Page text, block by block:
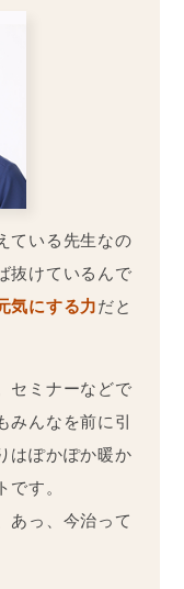
ている先生なの
抜けているんで
気にする力だと
セミナーなどで
みんなを前に引
はぽかぽか暖か
です。
あっ、今治って